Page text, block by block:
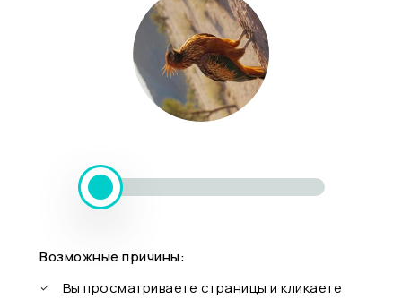
Возможные причины:
Вы просматриваете страницы и кликаете